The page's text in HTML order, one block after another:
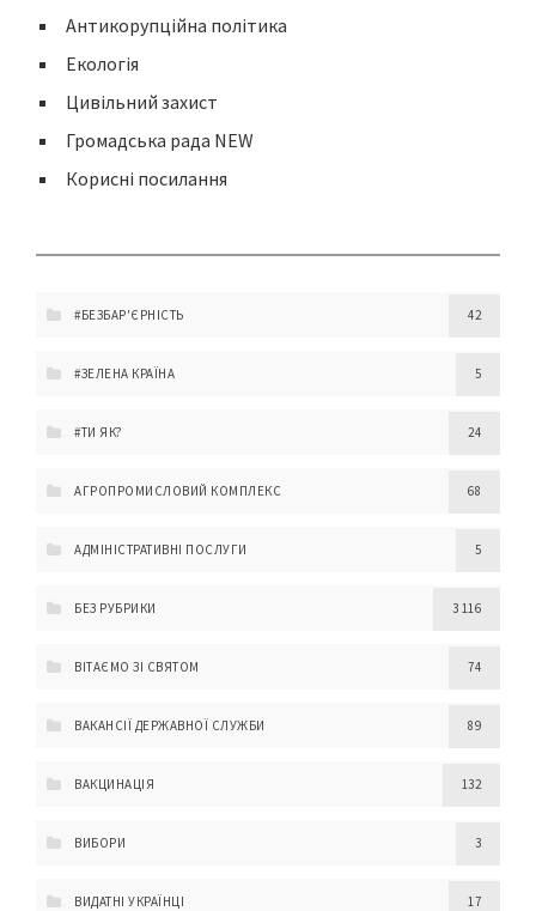
Антикорупційна політика
Екологія
Цивільний захист
Громадська рада NEW
Корисні посилання
#БЕЗБАР'ЄРНІСТЬ 42
#ЗЕЛЕНА КРАЇНА 5
#ТИ ЯК? 24
АГРОПРОМИСЛОВИЙ КОМПЛЕКС 68
АДМІНІСТРАТИВНІ ПОСЛУГИ 5
БЕЗ РУБРИКИ 3 116
ВІТАЄМО ЗІ СВЯТОМ 74
ВАКАНСІЇ ДЕРЖАВНОЇ СЛУЖБИ 89
ВАКЦИНАЦІЯ 132
ВИБОРИ 3
ВИДАТНІ УКРАЇНЦІ 17